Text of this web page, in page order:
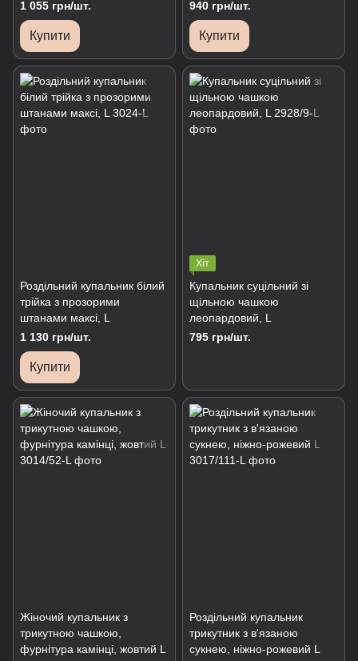
1 055 грн/шт.
Купити
940 грн/шт.
Купити
Роздільний купальник білий
трійка з прозорими
штанами максі, L
1 130 грн/шт.
Купити
Хіт
Купальник суцільний зі
щільною чашкою
леопардовий, L
795 грн/шт.
Жіночий купальник з
трикутною чашкою,
фурнітура камінці, жовтий L
Роздільний купальник
трикутник з в'язаною
сукнею, ніжно-рожевий L